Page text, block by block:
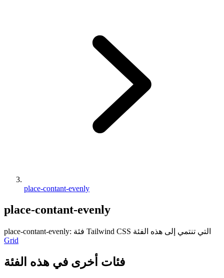
place-contant-evenly
place-contant-evenly
place-contant-evenly:
فئة Tailwind CSS التي تنتمي إلى هذه الفئة
Grid
فئات أخرى في هذه الفئة